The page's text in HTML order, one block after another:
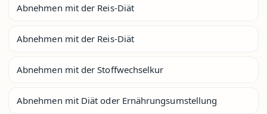
Abnehmen mit der Reis-Diät
Abnehmen mit der Reis-Diät
Abnehmen mit der Stoffwechselkur
Abnehmen mit Diät oder Ernährungsumstellung